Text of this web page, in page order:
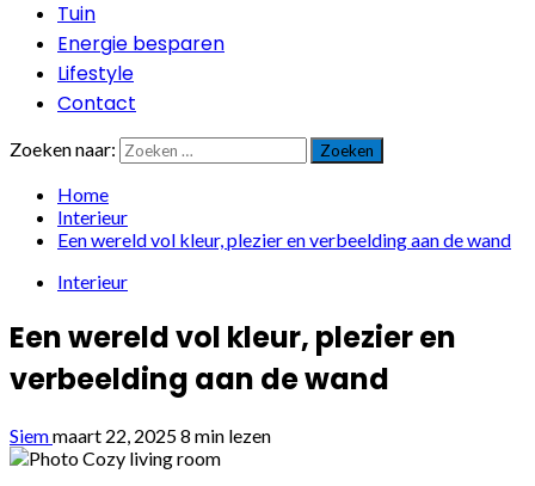
Tuin
Energie besparen
Lifestyle
Contact
Zoeken naar:
Home
Interieur
Een wereld vol kleur, plezier en verbeelding aan de wand
Interieur
Een wereld vol kleur, plezier en
verbeelding aan de wand
Siemmaart 22, 20258 min lezen